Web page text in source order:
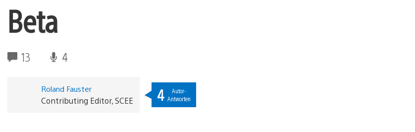
Beta
13 4
Roland Fauster
Contributing Editor, SCEE 4
Autor-
Antworten